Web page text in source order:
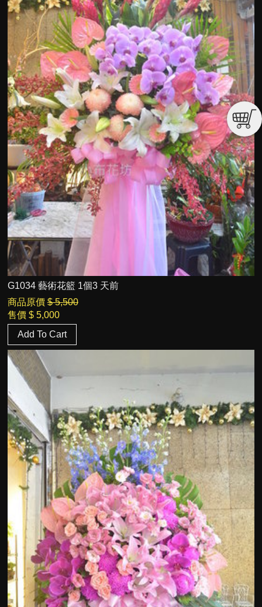
G1034 藝術花籃 1個3 天前
商品原價 $ 5,500
售價 $ 5,000
Add To Cart